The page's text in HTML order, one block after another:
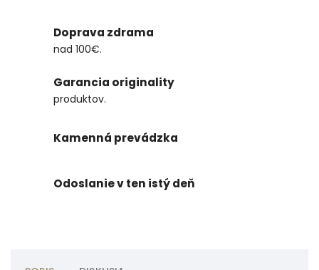
Doprava zdrama
nad 100€.
Garancia originality
produktov.
Kamenná prevádzka
Odoslanie v ten istý deň